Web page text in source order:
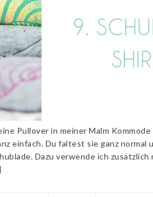
Pullover in meiner Malm
einfach. Du faltest sie ganz normal
Dazu verwende ich zusätzlich